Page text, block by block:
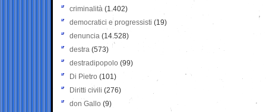
criminalità (1.402)
democratici e progressisti (19)
denuncia (14.528)
destra (573)
destradipopolo (99)
Di Pietro (101)
Diritti civili (276)
don Gallo (9)